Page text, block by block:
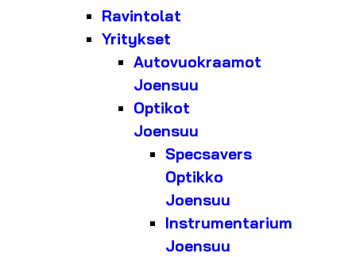
Ravintolat
Yritykset
Autovuokraamot
Joensuu
Optikot
Joensuu
Specsavers
Optikko
Joensuu
Instrumentarium
Joensuu